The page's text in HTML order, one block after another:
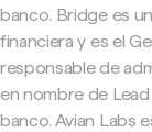
banco. Bridge es
financiera y es el
responsable de
en nombre de Lead
banco. Avian Labs